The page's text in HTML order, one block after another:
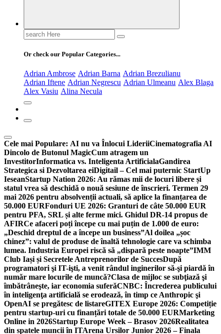
Search
for:
Or check our Popular Categories...
Adrian Ambrose Adrian Barna Adrian Brezulianu
Adrian Iftene Adrian Negrescu Adrian Ulmeanu Alex Blaga
Alex Vasiu Alina Necula
Cele mai Populare: AI nu va Înlocui LideriiCinematografia AI
Dincolo de Butonul MagicCum atragem un
InvestitorInformatica vs. Inteligenta ArtificialaGandirea
Strategica si Dezvoltarea eiDigitail – Cel mai puternic StartUp
IeseanStartup Nation 2026: Au rămas mii de locuri libere și
statul vrea să deschidă o nouă sesiune de înscrieri. Termen 29
mai 2026 pentru absolvenții actuali, să aplice la finanțarea de
50.000 EURFonduri UE 2026: Granturi de câte 50.000 EUR
pentru PFA, SRL și alte ferme mici. Ghidul DR-14 propus de
AFIRCe afaceri poți începe cu mai puțin de 1.000 de euro:
„Deschid dreptul de a începe un business”Al doilea „șoc
chinez”: valul de produse de înaltă tehnologie care va schimba
lumea. Industria Europei riscă să „dispară peste noapte”IMM
Club Iași și Secretele Antreprenorilor de SuccesDupă
programatori şi IT-işti, a venit rândul inginerilor să-şi piardă în
număr mare locurile de muncă?Clasa de mijloc se subţiază şi
îmbătrâneşte, iar economia suferăCNBC: Încrederea publicului
în inteligenţa artificială se erodează, în timp ce Anthropic şi
OpenAI se pregătesc de listareGITEX Europe 2026: Competiție
pentru startup-uri cu finanțări totale de 50.000 EURMarketing
Online in 2026Startup Europe Week – Brasov 2026Realitatea
din spatele muncii în ITArena Ursilor Junior 2026 – Finala